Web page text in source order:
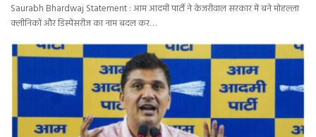
Saurabh Bhardwaj Statement : आम आदमी पार्टी ने केजरीवाल सरकार में बने मोहल्ला
क्लीनिकों और डिस्पेंसरीज का नाम बदल कर…